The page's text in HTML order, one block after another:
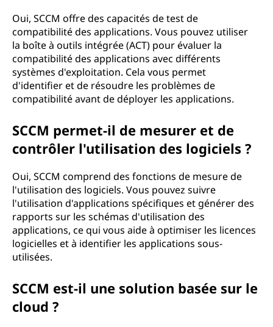
Oui, SCCM offre des capacités de test de
compatibilité des applications. Vous pouvez utiliser
la boîte à outils intégrée (ACT) pour évaluer la
compatibilité des applications avec différents
systèmes d'exploitation. Cela vous permet
d'identifier et de résoudre les problèmes de
compatibilité avant de déployer les applications.
SCCM permet-il de mesurer et de
contrôler l'utilisation des logiciels ?
Oui, SCCM comprend des fonctions de mesure de
l'utilisation des logiciels. Vous pouvez suivre
l'utilisation d'applications spécifiques et générer des
rapports sur les schémas d'utilisation des
applications, ce qui vous aide à optimiser les licences
logicielles et à identifier les applications sous-
utilisées.
SCCM est-il une solution basée sur le
cloud ?